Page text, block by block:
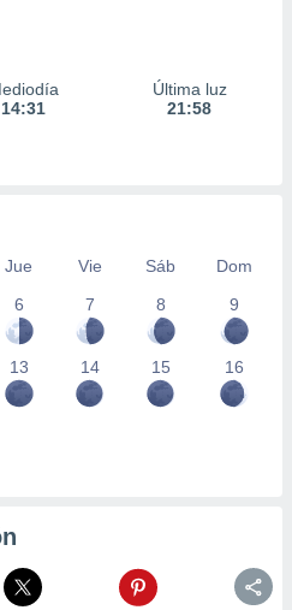
14:31
Última luz
21:58
Jue Vie Sáb
Dom
6
7 8 9
13 14 15 16